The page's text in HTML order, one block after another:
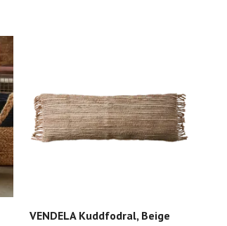
VENDELA Kuddfodral, Beige